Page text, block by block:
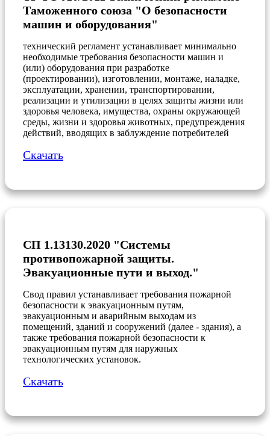
Таможенного союза "О безопасности
машин и оборудования"
технический регламент устанавливает минимально
необходимые требования безопасности машин и
(или) оборудования при разработке
(проектировании), изготовлении, монтаже, наладке,
эксплуатации, хранении, транспортировании,
реализации и утилизации в целях защиты жизни или
здоровья человека, имущества, охраны окружающей
среды, жизни и здоровья животных, предупреждения
действий, вводящих в заблуждение потребителей
Скачать
СП 1.13130.2020 "Системы
противопожарной защиты.
Эвакуационные пути и выход."
Свод правил устанавливает требования пожарной
безопасности к эвакуационным путям,
эвакуационным и аварийным выходам из
помещений, зданий и сооружений (далее - здания), а
также требования пожарной безопасности к
эвакуационным путям для наружных
технологических установок.
Скачать